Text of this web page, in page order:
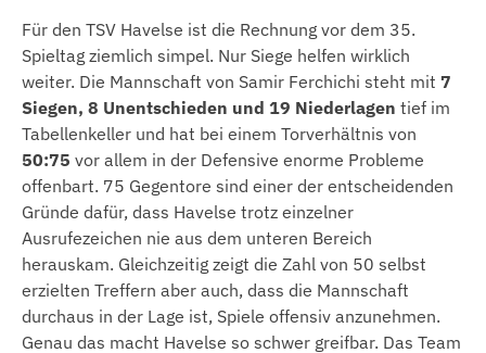
Für den TSV Havelse ist die Rechnung vor dem 35.
Spieltag ziemlich simpel. Nur Siege helfen wirklich
weiter. Die Mannschaft von Samir Ferchichi steht mit 7
Siegen, 8 Unentschieden und 19 Niederlagen tief im
Tabellenkeller und hat bei einem Torverhältnis von
50:75 vor allem in der Defensive enorme Probleme
offenbart. 75 Gegentore sind einer der entscheidenden
Gründe dafür, dass Havelse trotz einzelner
Ausrufezeichen nie aus dem unteren Bereich
herauskam. Gleichzeitig zeigt die Zahl von 50 selbst
erzielten Treffern aber auch, dass die Mannschaft
durchaus in der Lage ist, Spiele offensiv anzunehmen.
Genau das macht Havelse so schwer greifbar. Das Team